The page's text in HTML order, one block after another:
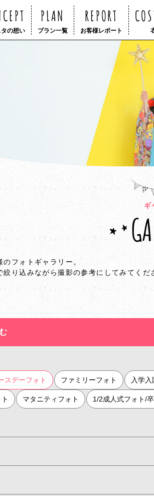
の想い
PLAN
プラン一覧
REPORT
お客様レポート
ギ
フォトギャラリー。
り込みながら撮影の参考にしてみてくだ
スデーフォト ファミリーフォト 入学入
マタニティフォト 1/2成人式フォト/